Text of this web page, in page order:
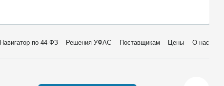
Навигатор по 44-ФЗ Решения УФАС Поставщикам Цены О нас